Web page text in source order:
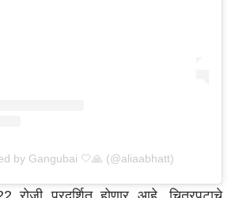
by Gangubai 🤍🙏 (@aliaabhatt)